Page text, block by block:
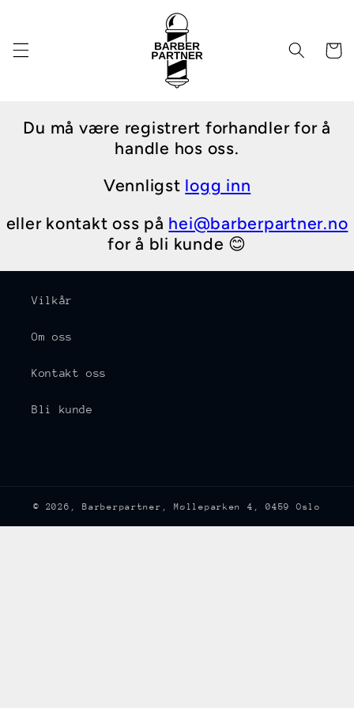
Du må være registrert forhandler for å
handle hos oss.
Vennligst logg inn
eller kontakt oss på hei@barberpartner.no
for å bli kunde 😊
Vilkår
Om oss
Kontakt oss
Bli kunde
© 2026,Barberpartner , Mølleparken 4, 0459 Oslo